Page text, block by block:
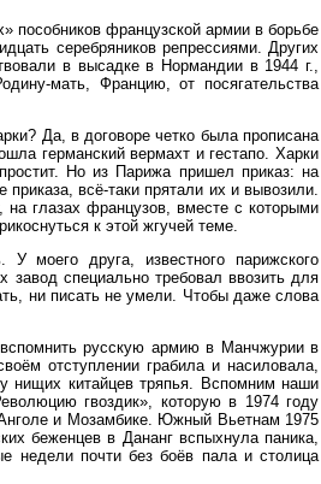
пособников французской армии в борьбе
серебряников репрессиями. Других
в высадке в Нормандии в 1944 г.,
мать, Францию, от посягательства
Да, в договоре четко была прописана
германский вермахт и гестапо. Харки
Но из Парижа пришел приказ: на
всё-таки прятали их и вывозили.
глазах французов, вместе с которыми
к этой жгучей теме.
моего друга, известного парижского
завод специально требовал ввозить для
ни писать не умели. Чтобы даже слова
русскую армию в Манчжурии в
отступлении грабила и насиловала,
нищих китайцев тряпья. Вспомним наши
гвоздик», которую в 1974 году
и Мозамбике. Южный Вьетнам 1975
беженцев в Дананг вспыхнула паника,
недели почти без боёв пала и столица